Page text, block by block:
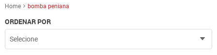
Home bomba peniana
ORDENAR POR
Selecione